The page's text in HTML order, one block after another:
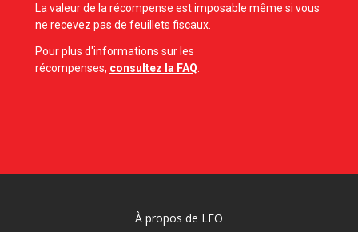
La valeur de la récompense est imposable même si vous
ne recevez pas de feuillets fiscaux.
Pour plus d'informations sur les
récompenses, consultez la FAQ
À propos de LEO